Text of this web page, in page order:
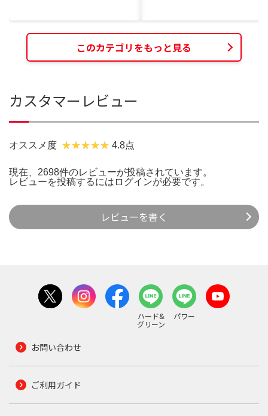
このカテゴリをもっと見る
カスタマーレビュー
オススメ度 4.8点
現在、2698件のレビューが投稿されています。
レビューを投稿するには ログインが必要です。
レビューを書く
ハード&
グリーン
パワー
お問い合わせ
ご利用ガイド